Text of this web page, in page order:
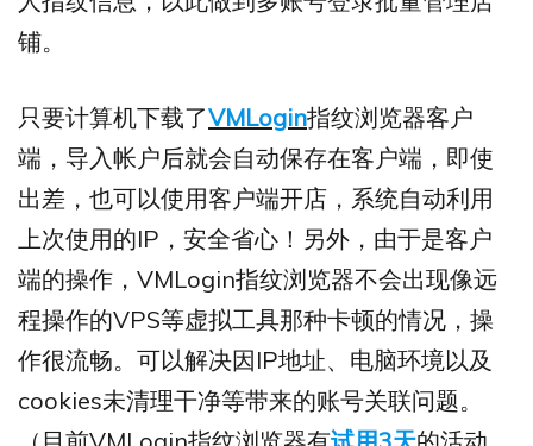
铺。
只要计算机下载了VMLogin指纹浏览器客户
端，导入帐户后就会自动保存在客户端，即使
出差，也可以使用客户端开店，系统自动利用
上次使用的IP，安全省心！另外，由于是客户
端的操作，VMLogin指纹浏览器不会出现像远
程操作的VPS等虚拟工具那种卡顿的情况，操
作很流畅。可以解决因IP地址、电脑环境以及
cookies未清理干净等带来的账号关联问题。